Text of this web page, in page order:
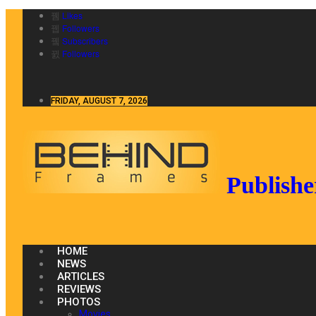
Likes
Followers
Subscribers
Followers
FRIDAY, AUGUST 7, 2026
HOME
NEWS
ARTICLES
REVIEWS
PHOTOS